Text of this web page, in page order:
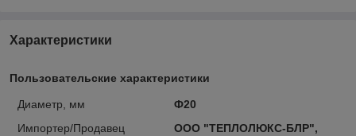
Характеристики
Пользовательские характеристики
Диаметр, мм
Ф20
Импортер/Продавец
ООО "ТЕПЛОЛЮКС-БЛР",